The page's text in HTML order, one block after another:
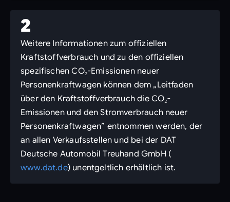
2
Weitere Informationen zum offiziellen
Kraftstoffverbrauch und zu den offiziellen
spezifischen CO₂-Emissionen neuer
Personenkraftwagen können dem „Leitfaden
über den Kraftstoffverbrauch die CO₂-
Emissionen und den Stromverbrauch neuer
Personenkraftwagen” entnommen werden, der
an allen Verkaufsstellen und bei der DAT
Deutsche Automobil Treuhand GmbH (
www.dat.de) unentgeltlich erhältlich ist.